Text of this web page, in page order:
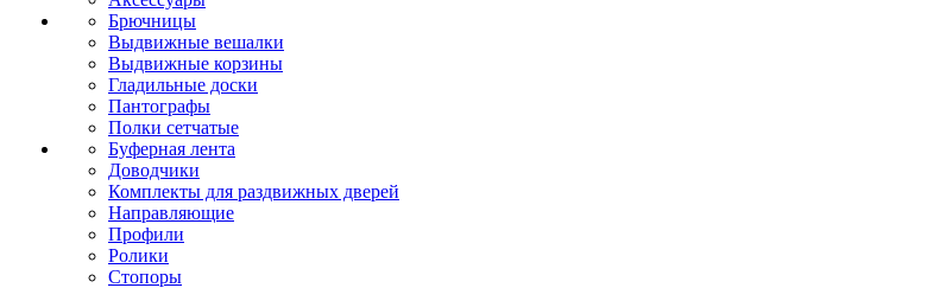
Брючницы
Выдвижные вешалки
Выдвижные корзины
Гладильные доски
Пантографы
Полки сетчатые
Буферная лента
Доводчики
Комплекты для раздвижных дверей
Направляющие
Профили
Ролики
Стопоры